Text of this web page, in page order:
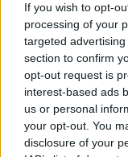
If you wish to opt-
processing of your
targeted
section to confirm
opt-out request is
interest-based ads
us or personal
your opt-out. You
disclosure of your
Bogotá
Una vez
es un buen
Con una